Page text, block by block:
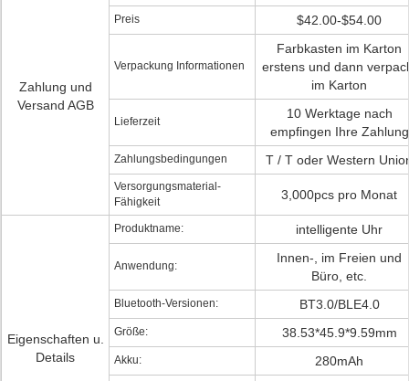
Zahlung und
Versand AGB
Preis $42.00-$54.00
Verpackung Informationen
Farbkasten im Karton
erstens und dann
im Karton
Lieferzeit
10 Werktage nach
empfingen Ihre Zahlung
Zahlungsbedingungen T / T oder Western
Versorgungsmaterial-
Fähigkeit
3,000pcs pro Monat
Eigenschaften u.
Details
Produktname: intelligente Uhr
Anwendung:
Innen-, im Freien und
Büro, etc.
Bluetooth-Versionen: BT3.0/BLE4.0
Größe: 38.53*45.9*9.59mm
Akku: 280mAh